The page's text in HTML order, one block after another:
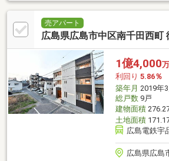
売アパート
広島県広島市中区南千田西町
1億4,000
利回り 5.86％
築年月 2019年
総戸数9戸
建物面積
土地面積
広島電鉄宇
広島県広島